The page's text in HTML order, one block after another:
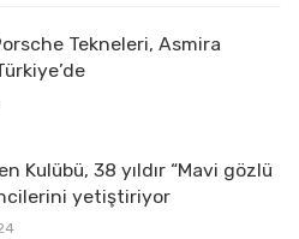
Tekneleri, Asmira
Kulübü, 38 yıldır “Mavi gözlü
yetiştiriyor